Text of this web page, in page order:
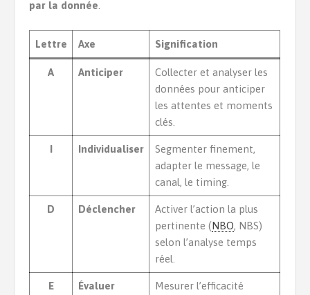
par la donnée
Lettre Axe Signification
A Anticiper
Collecter et analyser les
données pour anticiper
les attentes et moments
clés.
I Individualiser
Segmenter finement,
adapter le message, le
canal, le timing.
D Déclencher
Activer l’action la plus
pertinente (NBO, NBS)
selon l’analyse temps
réel.
E Évaluer
Mesurer l’efficacité